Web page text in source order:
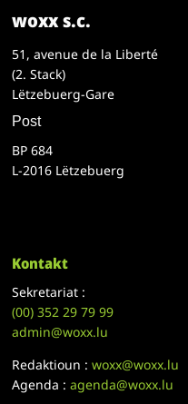
woxx s.c.
51, avenue de la Liberté
(2. Stack)
Lëtzebuerg-Gare
Post
BP 684
L-2016 Lëtzebuerg
Kontakt
Sekretariat :
(00)352 29 79 99
admin@woxx.lu
Redaktioun :woxx@woxx.lu
Agenda :agenda@woxx.lu